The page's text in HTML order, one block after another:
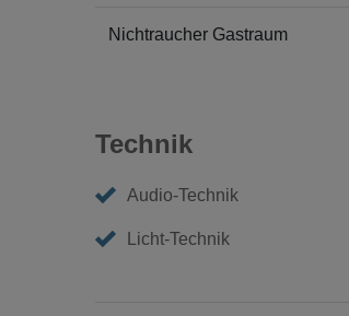
Nichtraucher Gastraum
Technik
Audio-Technik
Licht-Technik